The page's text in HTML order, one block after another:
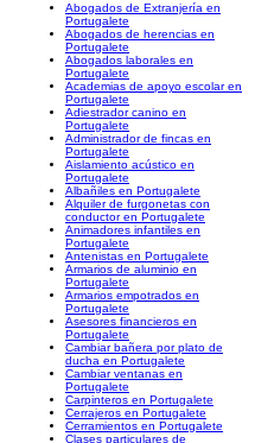
Abogados de Extranjería en
Portugalete
Abogados de herencias en
Portugalete
Abogados laborales en
Portugalete
Academias de apoyo escolar en
Portugalete
Adiestrador canino en
Portugalete
Administrador de fincas en
Portugalete
Aislamiento acústico en
Portugalete
Albañiles en Portugalete
Alquiler de furgonetas con
conductor en Portugalete
Animadores infantiles en
Portugalete
Antenistas en Portugalete
Armarios de aluminio en
Portugalete
Armarios empotrados en
Portugalete
Asesores financieros en
Portugalete
Cambiar bañera por plato de
ducha en Portugalete
Cambiar ventanas en
Portugalete
Carpinteros en Portugalete
Cerrajeros en Portugalete
Cerramientos en Portugalete
Clases particulares de